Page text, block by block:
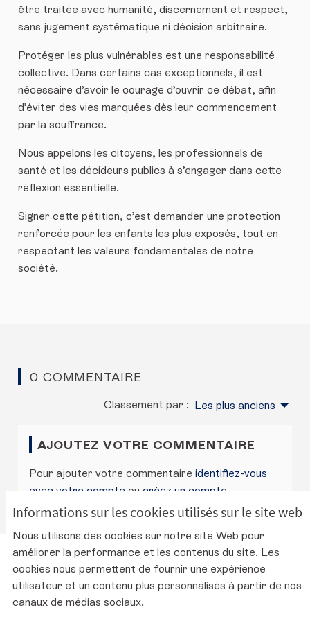
Informations sur les cookies utilisés sur le site web
Nous utilisons des cookies sur notre site Web pour
améliorer la performance et les contenus du site. Les
cookies nous permettent de fournir une expérience
utilisateur et un contenu plus personnalisés à partir de nos
canaux de médias sociaux.
être traitée avec humanité, discernement et respect,
sans jugement systématique ni décision arbitraire.
Protéger les plus vulnérables est une responsabilité
collective. Dans certains cas exceptionnels, il est
nécessaire d’avoir le courage d’ouvrir ce débat, afin
d’éviter des vies marquées dès leur commencement
par la souffrance.
Nous appelons les citoyens, les professionnels de
santé et les décideurs publics à s’engager dans cette
réflexion essentielle.
Signer cette pétition, c’est demander une protection
renforcée pour les enfants les plus exposés, tout en
respectant les valeurs fondamentales de notre
société.
0 COMMENTAIRE
Classement par : Les plus anciens
AJOUTEZ VOTRE COMMENTAIRE
Pour ajouter votre commentaire identifiez-vous
avec votre compte ou créez un compte
Charte d'utilisation de la plateforme
Mentions légales
Conditions générales d'utilisation